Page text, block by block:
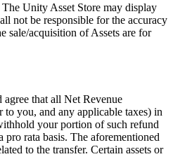
Unity Asset Store may display
not be responsible for the accuracy
sale/acquisition of Assets are for
that all Net Revenue
you, and any applicable taxes) in
your portion of such refund
rata basis. The aforementioned
to the transfer. Certain assets or